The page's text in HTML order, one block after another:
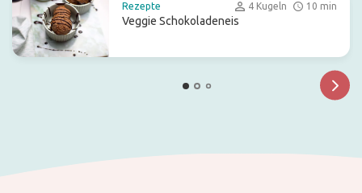
Rezepte 4 Kugeln 10 min
Veggie Schokoladeneis